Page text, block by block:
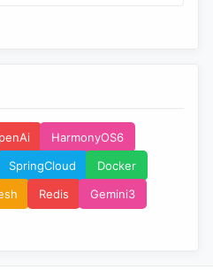
HarmonyOS6
SpringCloud
Docker
Redis
Gemini3